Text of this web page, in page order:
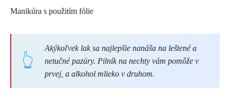
Manikúra s použitím fólie
Akýkoľvek lak sa najlepšie nanáša na leštené a
netučné pazúry. Pilník na nechty vám pomôže v
prvej, a alkohol mlieko v druhom.